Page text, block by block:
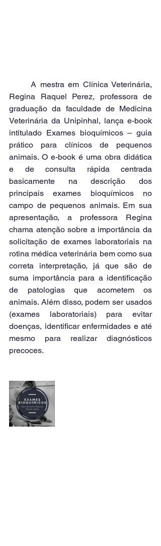
	A mestra em Clínica Veterinária,
Regina Raquel Perez, professora de
graduação da faculdade de Medicina
Veterinária da Unipinhal, lança e-book
intitulado Exames bioquímicos – guia
prático para clínicos de pequenos
animais. O e-book é uma obra didática
e de consulta rápida centrada
basicamente na descrição dos
principais exames bioquímicos no
campo de pequenos animais. Em sua
apresentação, a professora Regina
chama atenção sobre a importância da
solicitação de exames laboratoriais na
rotina médica veterinária bem como sua
correta interpretação, já que são de
suma importância para a identificação
de patologias que acometem os
animais. Além disso, podem ser usados
(exames laboratoriais) para evitar
doenças, identificar enfermidades e até
mesmo para realizar diagnósticos
precoces.